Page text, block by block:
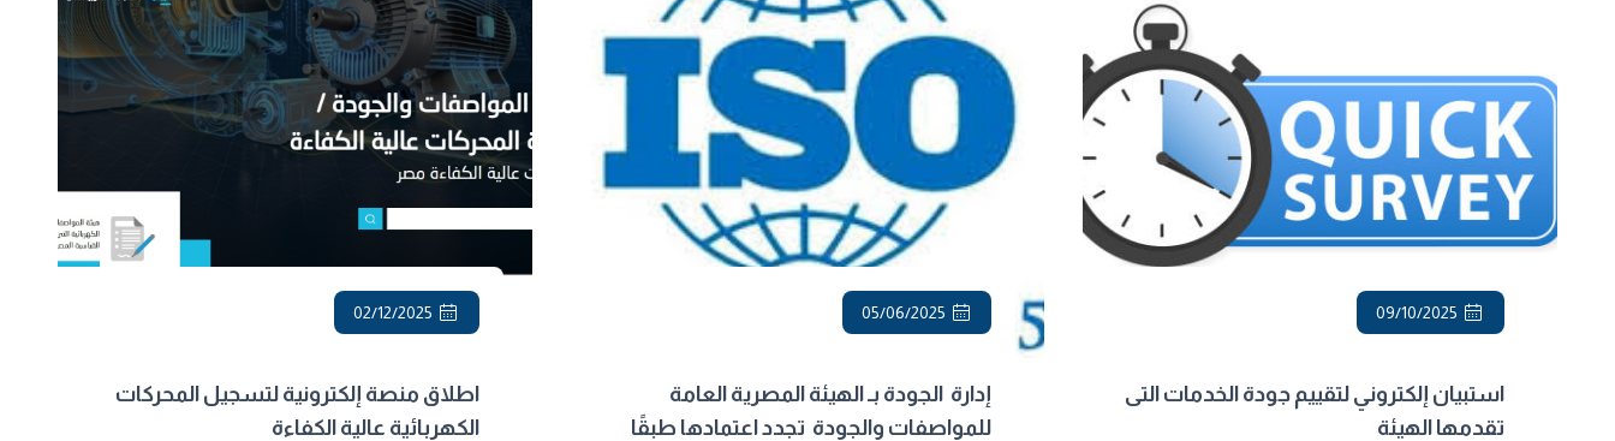
استبيان إلكتروني لتقييم جودة الخدمات التى
تقدمها الهيئة
إدارة الجودة بـ الهيئة المصرية العامة
للمواصفات والجودة تجدد اعتمادها طبقًا
اطلاق منصة إلكترونية لتسجيل المحركات
الكهربائية عالية الكفاءة